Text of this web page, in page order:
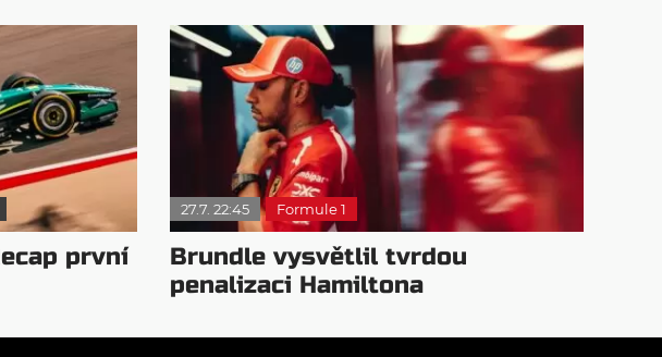
první
27.7. 22:45 Formule 1
Brundle vysvětlil tvrdou
penalizaci Hamiltona